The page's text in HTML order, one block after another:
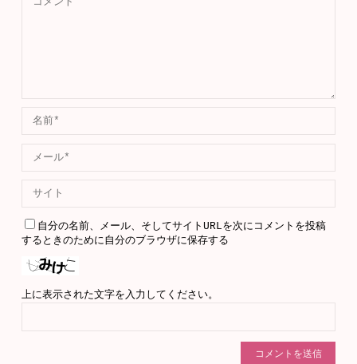
自分の名前、メール、そしてサイトURLを次にコメントを投稿
するときのために自分のブラウザに保存する
上に表示された文字を入力してください。